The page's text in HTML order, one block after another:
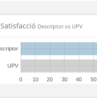
Satisfacció Descriptor vs UPV
0 10 20 30 40 50
UPV